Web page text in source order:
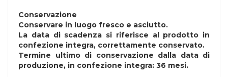
Conservazione
Conservare in luogo fresco e asciutto.
La data di scadenza si riferisce al prodotto in
confezione integra, correttamente conservato.
Termine ultimo di conservazione dalla data di
produzione, in confezione integra: 36 mesi.